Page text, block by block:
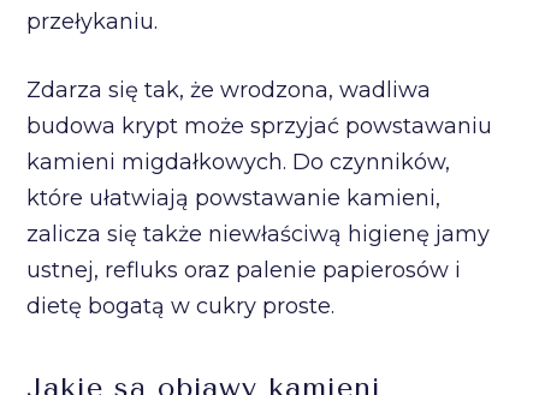
przełykaniu.
Zdarza się tak, że wrodzona, wadliwa
budowa krypt może sprzyjać powstawaniu
kamieni migdałkowych. Do czynników,
które ułatwiają powstawanie kamieni,
zalicza się także niewłaściwą higienę jamy
ustnej, refluks oraz palenie papierosów i
dietę bogatą w cukry proste.
Jakie są objawy kamieni